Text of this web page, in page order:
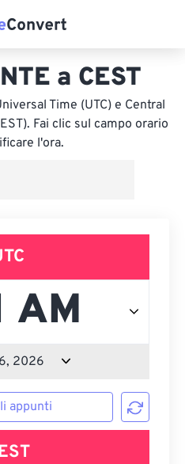
a CEST
Time (UTC) e Central
Fai clic sul campo orario
l'ora.
appunti